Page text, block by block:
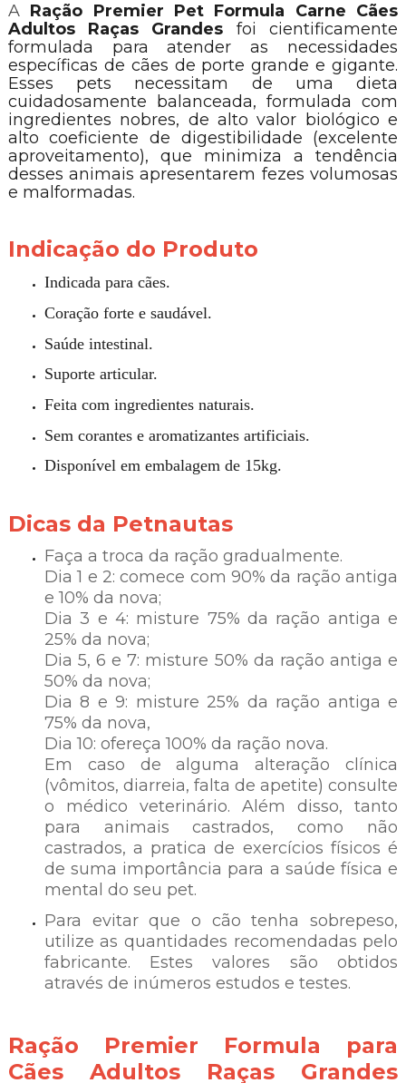
A Ração Premier Pet Formula Carne Cães
Adultos Raças Grandes
foi cientificamente
formulada para atender as necessidades
específicas de cães de porte grande e gigante.
Esses pets necessitam de uma dieta
cuidadosamente balanceada, formulada com
ingredientes nobres, de alto valor biológico e
alto coeficiente de digestibilidade (excelente
aproveitamento), que minimiza a tendência
desses animais apresentarem fezes volumosas
e malformadas.
Indicação do Produto
Indicada para cães.
Coração forte e saudável.
Saúde intestinal.
Suporte articular.
Feita com ingredientes naturais.
Sem corantes e aromatizantes artificiais.
Disponível em embalagem de 15kg.
Dicas da Petnautas
Faça a troca da ração gradualmente.
Dia 1 e 2: comece com 90% da ração antiga
e 10% da nova;
Dia 3 e 4: misture 75% da ração antiga e
25% da nova;
Dia 5, 6 e 7: misture 50% da ração antiga e
50% da nova;
Dia 8 e 9: misture 25% da ração antiga e
75% da nova,
Dia 10: ofereça 100% da ração nova.
Em caso de alguma alteração clínica
(vômitos, diarreia, falta de apetite) consulte
o médico veterinário. Além disso, tanto
para animais castrados, como não
castrados, a pratica de exercícios físicos é
de suma importância para a saúde física e
mental do seu pet.
Para evitar que o cão tenha sobrepeso,
utilize as quantidades recomendadas pelo
fabricante. Estes valores são obtidos
através de inúmeros estudos e testes.
Ração Premier Formula para
Cães Adultos Raças Grandes